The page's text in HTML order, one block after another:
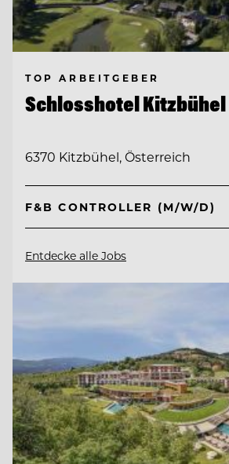
TOP ARBEITGEBER
Schlosshotel Kitzbühel
6370 Kitzbühel, Österreich
F&B CONTROLLER (M/W/D)
Entdecke alle Jobs